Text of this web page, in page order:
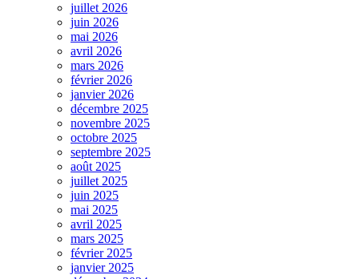
juillet 2026
juin 2026
mai 2026
avril 2026
mars 2026
février 2026
janvier 2026
décembre 2025
novembre 2025
octobre 2025
septembre 2025
août 2025
juillet 2025
juin 2025
mai 2025
avril 2025
mars 2025
février 2025
janvier 2025